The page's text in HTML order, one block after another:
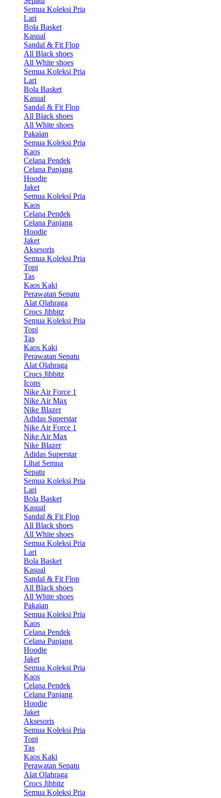
Semua Koleksi Pria
Lari
Bola Basket
Kasual
Sandal & Fit Flop
All Black shoes
All White shoes
Semua Koleksi Pria
Lari
Bola Basket
Kasual
Sandal & Fit Flop
All Black shoes
All White shoes
Pakaian
Semua Koleksi Pria
Kaos
Celana Pendek
Celana Panjang
Hoodie
Jaket
Semua Koleksi Pria
Kaos
Celana Pendek
Celana Panjang
Hoodie
Jaket
Aksesoris
Semua Koleksi Pria
Topi
Tas
Kaos Kaki
Perawatan Sepatu
Alat Olahraga
Crocs Jibbitz
Semua Koleksi Pria
Topi
Tas
Kaos Kaki
Perawatan Sepatu
Alat Olahraga
Crocs Jibbitz
Icons
Nike Air Force 1
Nike Air Max
Nike Blazer
Adidas Superstar
Nike Air Force 1
Nike Air Max
Nike Blazer
Adidas Superstar
Lihat Semua
Sepatu
Semua Koleksi Pria
Lari
Bola Basket
Kasual
Sandal & Fit Flop
All Black shoes
All White shoes
Semua Koleksi Pria
Lari
Bola Basket
Kasual
Sandal & Fit Flop
All Black shoes
All White shoes
Pakaian
Semua Koleksi Pria
Kaos
Celana Pendek
Celana Panjang
Hoodie
Jaket
Semua Koleksi Pria
Kaos
Celana Pendek
Celana Panjang
Hoodie
Jaket
Aksesoris
Semua Koleksi Pria
Topi
Tas
Kaos Kaki
Perawatan Sepatu
Alat Olahraga
Crocs Jibbitz
Semua Koleksi Pria